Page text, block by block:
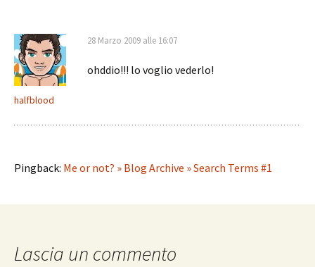
halfblood
28 Marzo 2009 alle 16:07
ohddio!!! lo voglio vederlo!
Pingback: Me or not? » Blog Archive » Search Terms #1
Lascia un commento